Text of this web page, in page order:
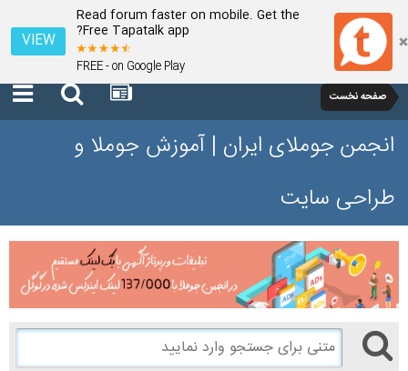
Read forum faster on mobile. Get the
Free Tapatalk app?
FREE - on Google Play
VIEW
صفحه نخست
انجمن جوملای ایران | آموزش جوملا و
طراحی سایت